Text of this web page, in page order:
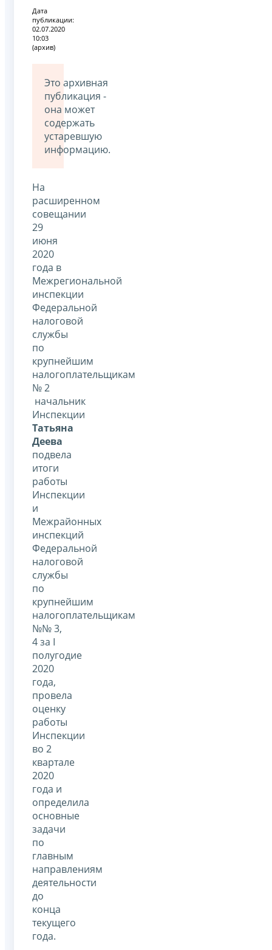
Дата
публикации:
02.07.2020
10:03
(архив)
Это архивная
публикация -
она может
содержать
устаревшую
информацию.
На
расширенном
совещании
29
июня
2020
года в
Межрегиональной
инспекции
Федеральной
налоговой
службы
по
крупнейшим
налогоплательщикам
№ 2
начальник
Инспекции
Татьяна
Деева
подвела
итоги
работы
Инспекции
и
Межрайонных
инспекций
Федеральной
налоговой
службы
по
крупнейшим
налогоплательщикам
№№ 3,
4 за I
полугодие
2020
года,
провела
оценку
работы
Инспекции
во 2
квартале
2020
года и
определила
основные
задачи
по
главным
направлениям
деятельности
до
конца
текущего
года.